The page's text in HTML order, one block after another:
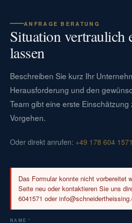
ANFRAGE BERATUNG
Situation vertraulich
lassen
Beschreiben Sie kurz Ihr
Herausforderung und den
Team gibt eine erste
Vorgehen.
Oder direkt anrufen: +49 178 604 1571
Das Formular konnte nicht vorbereitet
Seite neu oder kontaktieren Sie uns
6041571 oder
NAME *